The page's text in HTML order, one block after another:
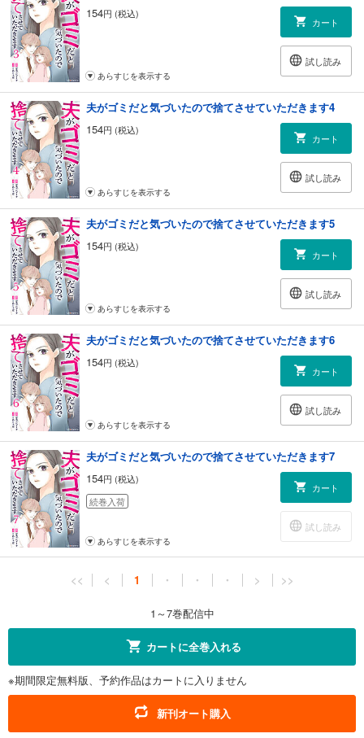
154円 (税込)
カート
試し読み
あらすじを表示する
夫がゴミだと気づいたので捨てさせていただきます4
154円 (税込)
カート
試し読み
あらすじを表示する
夫がゴミだと気づいたので捨てさせていただきます5
154円 (税込)
カート
試し読み
あらすじを表示する
夫がゴミだと気づいたので捨てさせていただきます6
154円 (税込)
カート
試し読み
あらすじを表示する
夫がゴミだと気づいたので捨てさせていただきます7
154円 (税込)
続巻入荷
カート
試し読み
あらすじを表示する
<< < 1 ・ ・ ・ > >>
1～7巻配信中
カートに全巻入れる
※期間限定無料版、予約作品はカートに入りません
新刊オート購入